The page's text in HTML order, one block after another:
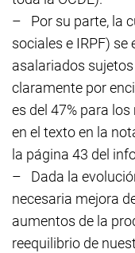
–
Por su parte, la
sociales e IRPF) se
asalariados
claramente por
es del 47% para
en el texto en la
la página 43 del
–
Dada la
necesaria mejora
aumentos de la
reequilibrio de